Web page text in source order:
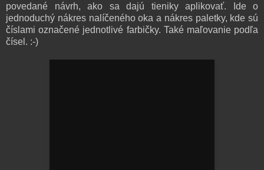
povedané návrh, ako sa dajú tieniky aplikovať. Ide o
jednoduchý nákres nalíčeného oka a nákres paletky, kde sú
číslami označené jednotlivé farbičky. Také maľovanie podľa
čísel. :-)